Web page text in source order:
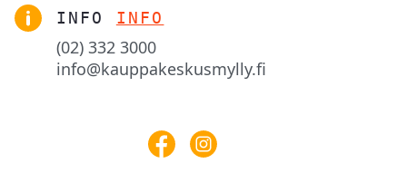
INFO INFO
(02) 332 3000
info@kauppakeskusmylly.fi